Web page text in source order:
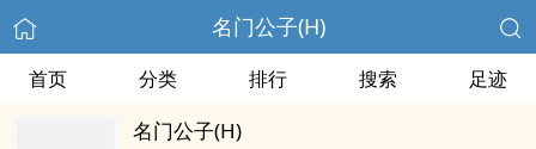
名门公子(H)
首页 分类 排行 搜索 足迹
名门公子(H)